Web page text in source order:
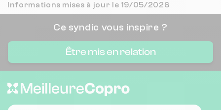
Informations mises à jour le 19/05/2026
Ce syndic vous inspire ?
Être mis en relation